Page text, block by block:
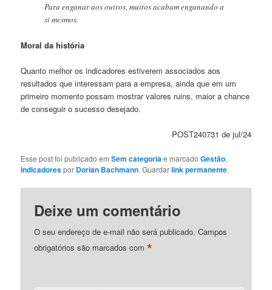
Para enganar aos outros, muitos acabam enganando a
si mesmos.
Moral da história
Quanto melhor os indicadores estiverem associados aos
resultados que interessam para a empresa, ainda que em um
primeiro momento possam mostrar valores ruins, maior a chance
de conseguir o sucesso desejado.
POST240731 de jul/24
Esse post foi publicado emSem categoriae marcadoGestão,
Indicadorespor Dorian Bachmann. Guardarlink permanente.
Deixe um comentário
O seu endereço de e-mail não será publicado. Campos
obrigatórios são marcados com*